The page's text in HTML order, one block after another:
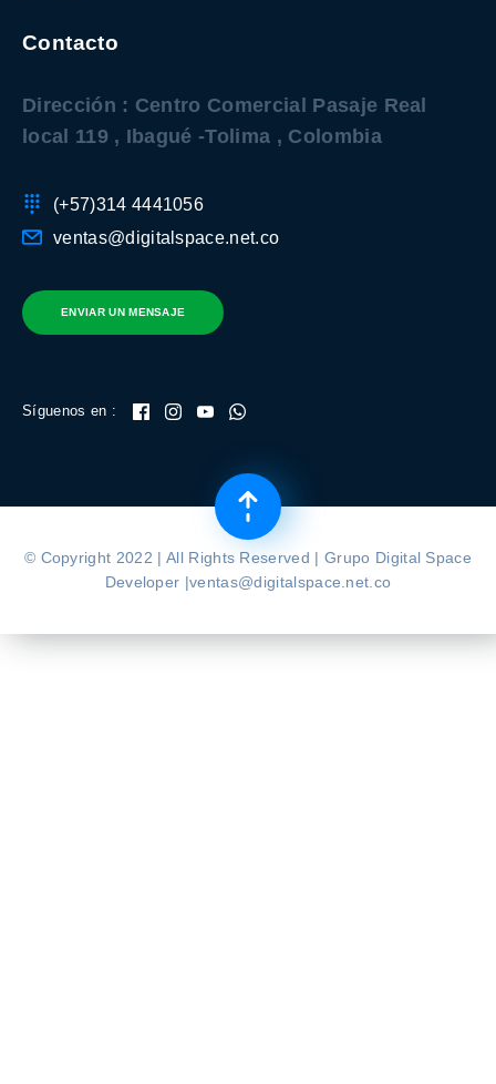
Contacto
Dirección : Centro Comercial Pasaje Real
local 119 , Ibagué -Tolima , Colombia
(+57)314 4441056
ventas@digitalspace.net.co
ENVIAR UN MENSAJE
Síguenos en :
© Copyright 2022 | All Rights Reserved | Grupo Digital Space
Developer |ventas@digitalspace.net.co